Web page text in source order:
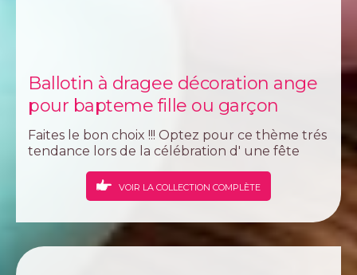
Ballotin à dragee décoration ange
pour bapteme fille ou garçon
Faites le bon choix !!! Optez pour ce thème trés
tendance lors de la célébration d' une fête
et même la communion. Le thème des anges
est un sujet qui a été exploré dans de...
VOIR LA COLLECTION COMPLÈTE